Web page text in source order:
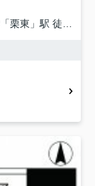
「栗東 」駅 徒歩37分